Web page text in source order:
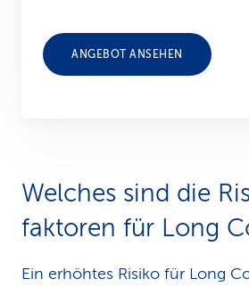
ANGEBOT ANSEHEN
Welches sind die
faktoren für Long
Ein erhöhtes Risiko für Long